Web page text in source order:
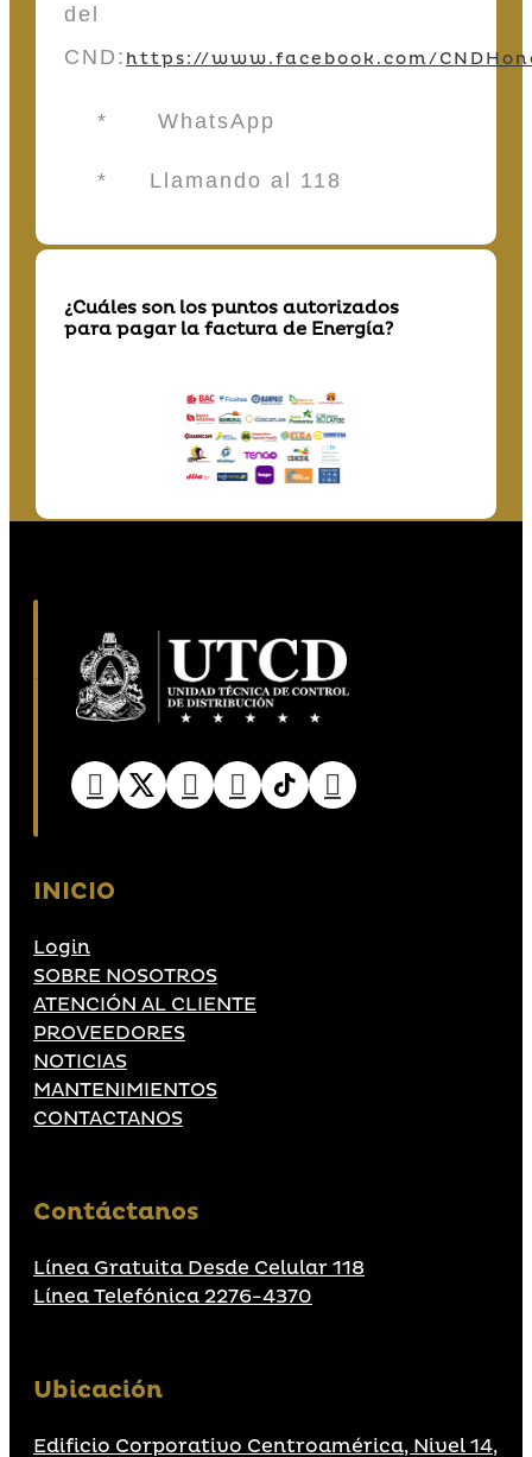
del
CND: https://www.facebook.com/
* WhatsApp
* Llamando al 118
¿Cuáles son los puntos autorizados
para pagar la factura de Energía?
INICIO
Login
SOBRE NOSOTROS
ATENCIÓN AL CLIENTE
PROVEEDORES
NOTICIAS
MANTENIMIENTOS
CONTACTANOS
Contáctanos
Línea Gratuita Desde Celular 118
Línea Telefónica 2276-4370
Ubicación
Edificio Corporativo Centroamérica, Nivel 14,